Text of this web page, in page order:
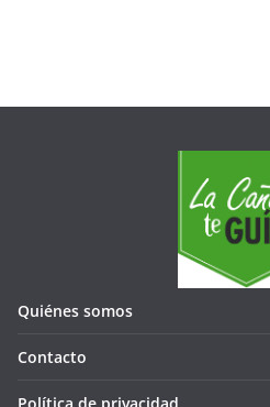
Quiénes somos
Contacto